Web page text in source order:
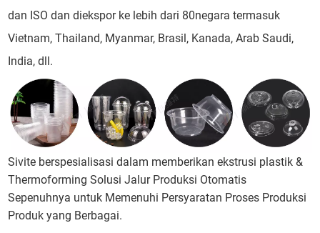
dan ISO dan diekspor ke lebih dari 80negara termasuk
Vietnam, Thailand, Myanmar, Brasil, Kanada, Arab Saudi,
India, dll.
Sivite berspesialisasi dalam memberikan ekstrusi plastik &
Thermoforming Solusi Jalur Produksi Otomatis
Sepenuhnya untuk Memenuhi Persyaratan Proses Produksi
Produk yang Berbagai.